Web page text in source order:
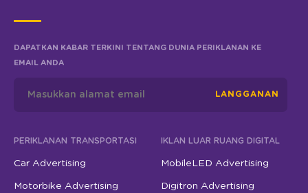
DAPATKAN KABAR TERKINI TENTANG DUNIA PERIKLANAN KE
EMAIL ANDA
LANGGANAN
PERIKLANAN TRANSPORTASI
Car Advertising
Motorbike Advertising
IKLAN LUAR RUANG DIGITAL
MobileLED Advertising
Digitron Advertising